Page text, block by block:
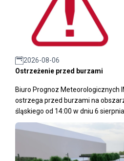
2026-08-06
Ostrzeżenie przed burzami
Biuro Prognoz Meteorologicznych
ostrzega przed burzami na
śląskiego od 14:00 w dniu 6